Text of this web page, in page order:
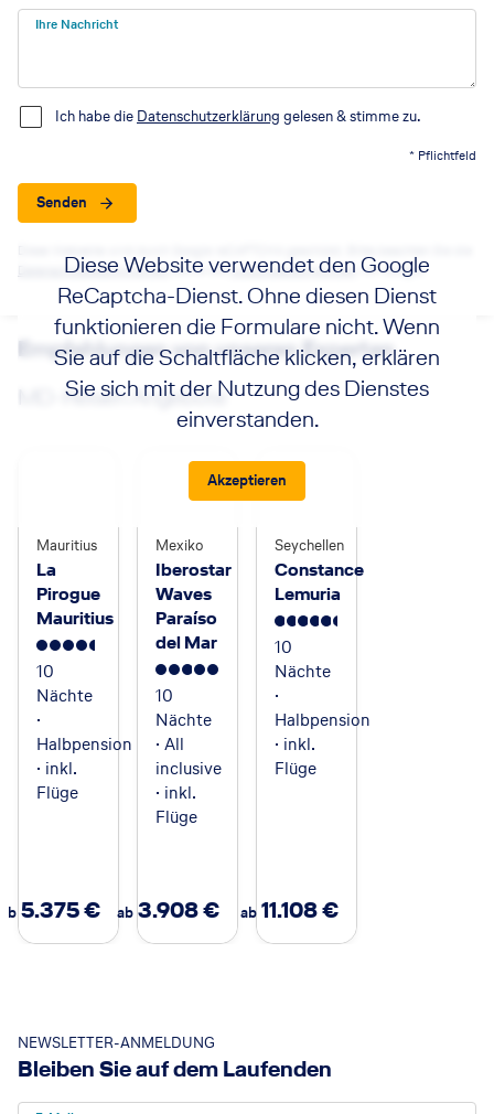
Ihre Nachricht
Ich habe die Datenschutzerklärung gelesen & stimme zu.
* Pflichtfeld
Senden
Diese Website verwendet den Google
ReCaptcha-Dienst. Ohne diesen Dienst
funktionieren die Formulare nicht. Wenn
Sie auf die Schaltfläche klicken, erklären
Sie sich mit der Nutzung des Dienstes
einverstanden.
Akzeptieren
Datenschutzbestimmungensowie dieNutzungsbedingungen von Google.
Empfehlungen von unseren Experten
MD-Reisen Angebote
Mauritius
La
Pirogue
Mauritius
4.5
10
Nächte
·
Halbpension
· inkl.
Flüge
ab 5.375€
Mexiko
Iberostar
Waves
Paraíso
del Mar
5
10
Nächte
· All
inclusive
· inkl.
Flüge
ab 3.908€
Seychellen
Constance
Lemuria
5.5
10
Nächte
·
Halbpension
· inkl.
Flüge
ab 11.108€
NEWSLETTER-ANMELDUNG
Bleiben Sie auf dem Laufenden